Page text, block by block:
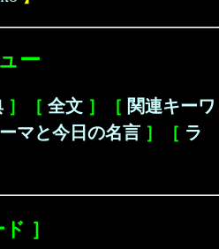
ー
］［ 全文 ］［ 関連キーワ
マと今日の名言 ］［ ラ
］